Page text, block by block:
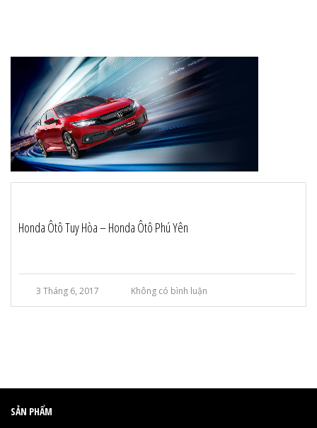
Honda Ôtô Tuy Hòa – Honda Ôtô Phú Yên
3 Tháng 6, 2017 Không có bình luận
SẢN PHẨM